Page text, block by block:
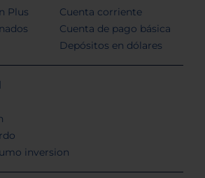
Plus
Cuenta corriente
Cuenta de pago básica
Depósitos en dólares
inversion